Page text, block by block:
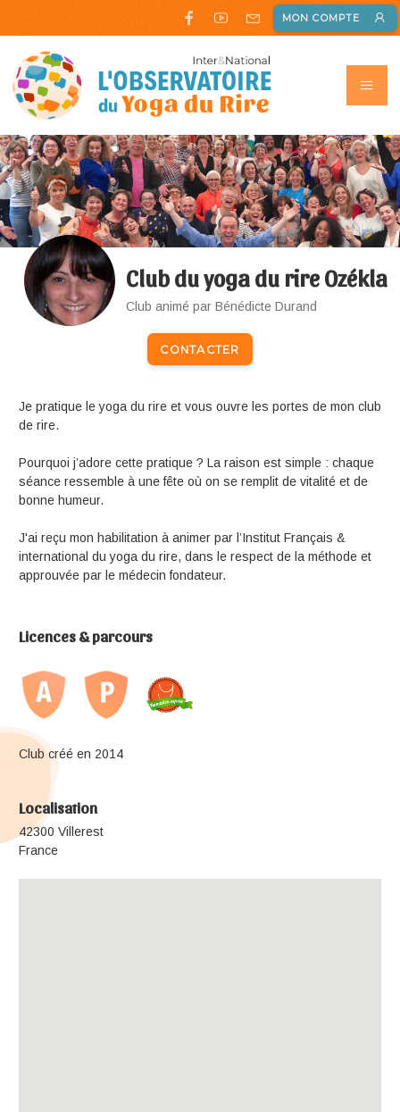
MON COMPTE
Club du yoga du rire Ozékla
Club animé par Bénédicte Durand
CONTACTER
Je pratique le yoga du rire et vous ouvre les portes de mon club
de rire.
Pourquoi j’adore cette pratique ? La raison est simple : chaque
séance ressemble à une fête où on se remplit de vitalité et de
bonne humeur.
J'ai reçu mon habilitation à animer par l’Institut Français &
international du yoga du rire, dans le respect de la méthode et
approuvée par le médecin fondateur.
Licences & parcours
Club créé en 2014
Localisation
42300 Villerest
France